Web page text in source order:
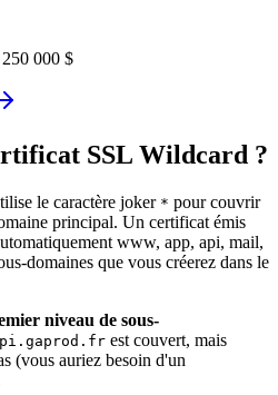
000 $
SSL Wildcard ?
le caractère joker * pour couvrir
principal. Un certificat émis
www, app, api, mail,
domaines que vous créerez dans le
niveau de sous-
est couvert, mais
(vous auriez besoin d'un